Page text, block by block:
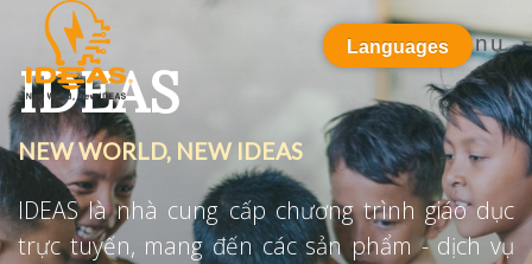
Menu
IDEAS
NEW WORLD, NEW IDEAS
IDEAS là nhà cung cấp chương trình giáo dục
trực tuyến, mang đến các sản phẩm - dịch vụ
Languages